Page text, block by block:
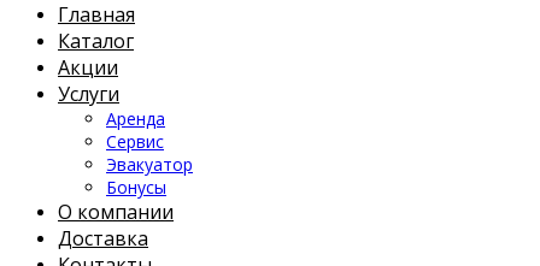
Главная
Каталог
Акции
Услуги
Аренда
Сервис
Эвакуатор
Бонусы
О компании
Доставка